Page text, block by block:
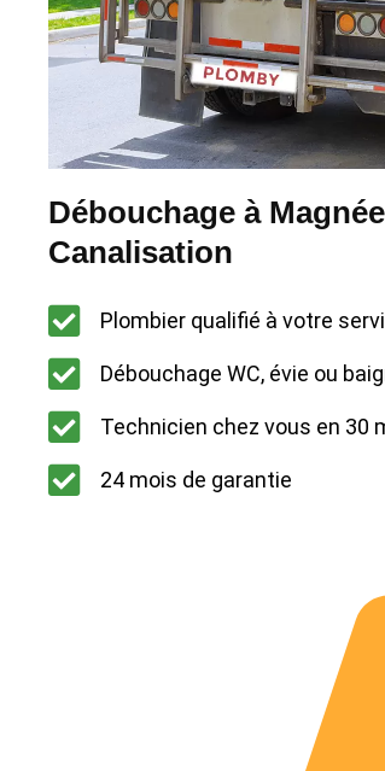
Débouchage à
Canalisation
Plombier qualifié à votre
Débouchage WC, évie ou
Technicien chez vous en 30
24 mois de garantie